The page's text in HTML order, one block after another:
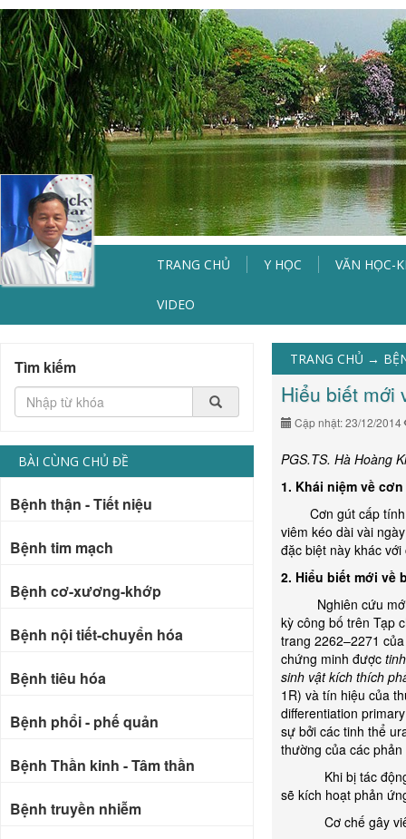
TRANG CHỦ Y HỌC VĂN HỌC-
VIDEO
TRANG CHỦ →
Hiểu biết mới
Cập nhật: 23/12/2014
PGS.TS. Hà Hoàng
1. Khái niệm về
Cơn gút cấp tính
viêm kéo dài vài
đặc biệt này khác
2. Hiểu biết mới về
Nghiên cứu mới
kỳ công bố trên Tạp
trang 2262–2271
chứng minh được
sinh vật kích thích
1R) và tín hiệu của
differentiation
sự bởi các tinh thể
thường của các
Khi bị tác động
sẽ kích hoạt phản
Cơ chế gây viêm
Tìm kiếm
BÀI CÙNG CHỦ ĐỀ
Bệnh thận - Tiết niệu
Bệnh tim mạch
Bệnh cơ-xương-khớp
Bệnh nội tiết-chuyển hóa
Bệnh tiêu hóa
Bệnh phổi - phế quản
Bệnh Thần kinh - Tâm thần
Bệnh truyền nhiễm